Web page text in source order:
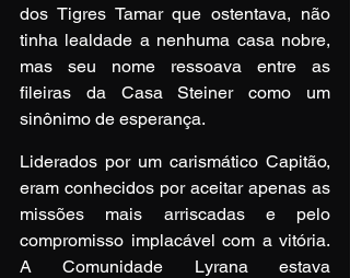
dos Tigres Tamar que ostentava, não
tinha lealdade a nenhuma casa nobre,
mas seu nome ressoava entre as
fileiras da Casa Steiner como um
sinônimo de esperança.
Liderados por um carismático Capitão,
eram conhecidos por aceitar apenas as
missões mais arriscadas e pelo
compromisso implacável com a vitória.
A Comunidade Lyrana estava